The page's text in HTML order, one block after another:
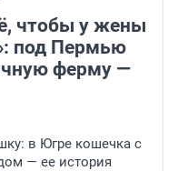
чтобы у жены
под Пермью
ферму —
в Югре кошечка с
— ее история